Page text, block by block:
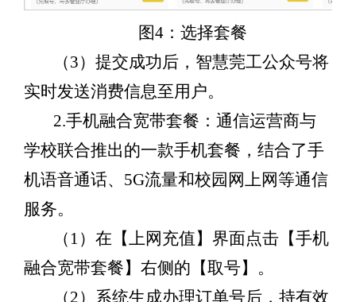
图4：选择套餐
（3）提交成功后，智慧莞工公众号将
实时发送消费信息至用户。
2.手机融合宽带套餐 ：通信运营商与
学校联合推出的一款手机套餐，结合了手
机语音通话、5G流量和校园网上网等通信
服务。
（1）在【上网充值】界面点击【手机
融合宽带套餐】右侧的【取号】。
（2）系统生成办理订单号后，持有效